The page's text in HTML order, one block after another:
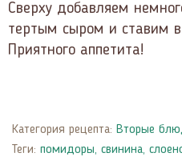
Сверху добавляем
тертым сыром и ставим
Приятного аппетита!
Категория рецепта: Вторые
Теги: помидоры, свинина,